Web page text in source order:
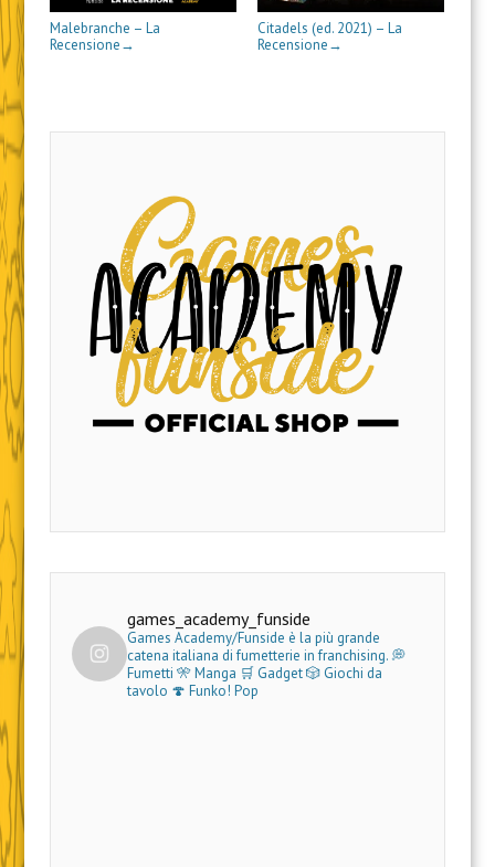
) a
)
n
Malebranche – La
Recensione →
Citadels (ed. 2021) – La
Recensione →
games_academy_funside
Games Academy/Funside è la più grande
catena italiana di fumetterie in franchising.💭
Fumetti 🎌 Manga 🛒 Gadget🎲 Giochi da
tavolo 🍄 Funko! Pop